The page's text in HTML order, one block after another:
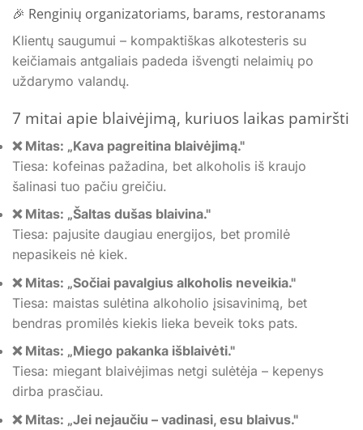
🎉 Renginių organizatoriams, barams, restoranams
Klientų saugumui – kompaktiškas alkotesteris su
keičiamais antgaliais padeda išvengti nelaimių po
uždarymo valandų.
7 mitai apie blaivėjimą, kuriuos laikas pamiršti
❌ Mitas: „Kava pagreitina blaivėjimą."
Tiesa: kofeinas pažadina, bet alkoholis iš kraujo
šalinasi tuo pačiu greičiu.
❌ Mitas: „Šaltas dušas blaivina."
Tiesa: pajusite daugiau energijos, bet promilė
nepasikeis nė kiek.
❌ Mitas: „Sočiai pavalgius alkoholis neveikia."
Tiesa: maistas sulėtina alkoholio įsisavinimą, bet
bendras promilės kiekis lieka beveik toks pats.
❌ Mitas: „Miego pakanka išblaivėti."
Tiesa: miegant blaivėjimas netgi sulėtėja – kepenys
dirba prasčiau.
❌ Mitas: „Jei nejaučiu – vadinasi, esu blaivus."